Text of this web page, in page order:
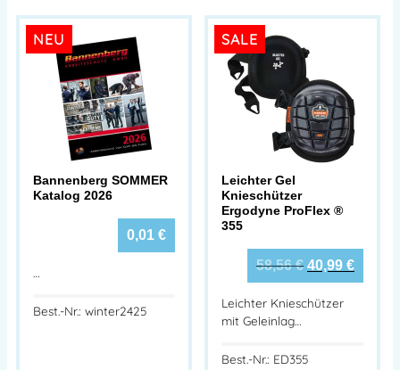
NEU
Bannenberg SOMMER
Katalog 2026
0,01 €
…
Best.-Nr.: winter2425
SALE
Leichter Gel
Knieschützer
Ergodyne ProFlex ®
355
58,56€ 40,99 €
Leichter Knieschützer
mit Geleinlag…
Best.-Nr.: ED355